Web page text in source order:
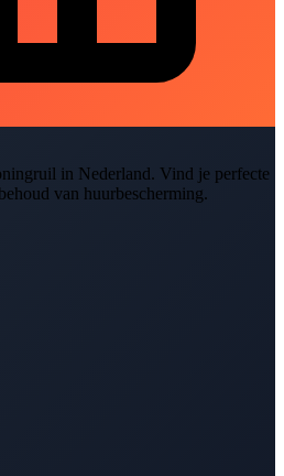
in Nederland. Vind je perfecte
van huurbescherming.